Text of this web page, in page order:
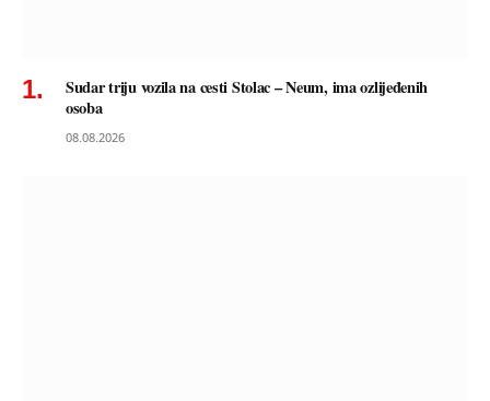
Sudar triju vozila na cesti Stolac – Neum, ima ozlijeđenih
osoba
08.08.2026